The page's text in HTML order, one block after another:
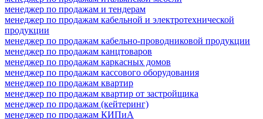
менеджер по продажам и тендерам
менеджер по продажам кабельной и электротехнической
продукции
менеджер по продажам кабельно-проводниковой продукции
менеджер по продажам канцтоваров
менеджер по продажам каркасных домов
менеджер по продажам кассового оборудования
менеджер по продажам квартир
менеджер по продажам квартир от застройщика
менеджер по продажам (кейтеринг)
менеджер по продажам КИПиА